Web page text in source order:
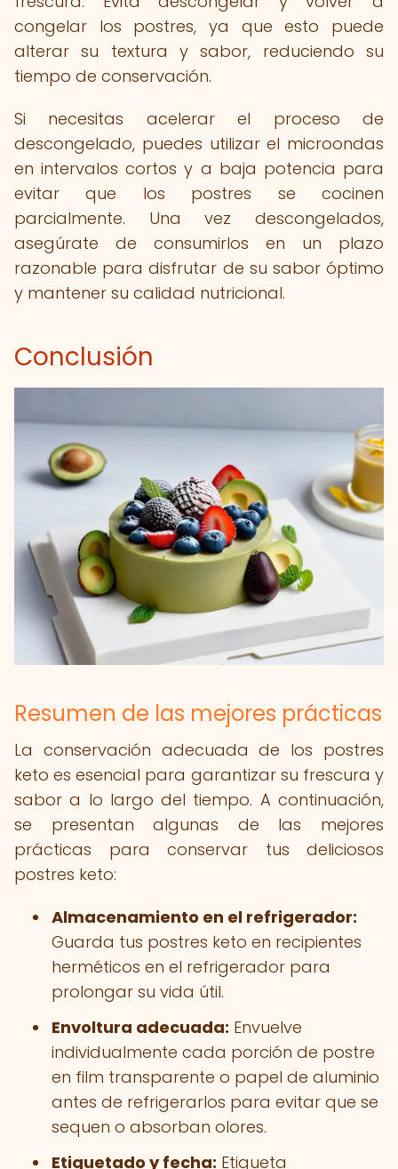
congelar los postres, ya que esto puede
alterar su textura y sabor, reduciendo su
tiempo de conservación.
Si necesitas acelerar el proceso de
descongelado, puedes utilizar el microondas
en intervalos cortos y a baja potencia para
evitar que los postres se cocinen
parcialmente. Una vez descongelados,
asegúrate de consumirlos en un plazo
razonable para disfrutar de su sabor óptimo
y mantener su calidad nutricional.
Conclusión
Resumen de las mejores prácticas
La conservación adecuada de los postres
keto es esencial para garantizar su frescura y
sabor a lo largo del tiempo. A continuación,
se presentan algunas de las mejores
prácticas para conservar tus deliciosos
postres keto:
Almacenamiento en el refrigerador:
Guarda tus postres keto en recipientes
herméticos en el refrigerador para
prolongar su vida útil.
Envoltura adecuada: Envuelve
individualmente cada porción de postre
en film transparente o papel de aluminio
antes de refrigerarlos para evitar que se
sequen o absorban olores.
Etiquetado y fecha: Etiqueta